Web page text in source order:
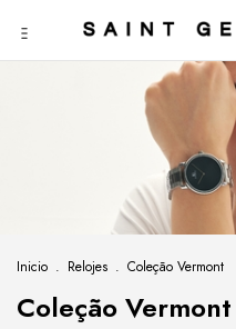
Inicio . Relojes . Coleção Vermont
Coleção Vermont